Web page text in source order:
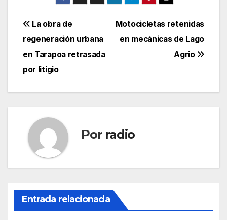
Navegación
de
entradas
Motocicletas retenidas
en mecánicas de Lago
Agrio
La obra de
regeneración urbana
en Tarapoa retrasada
por litigio
Por radio
Entrada relacionada